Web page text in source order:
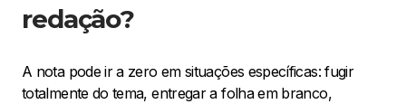
redação?
A nota pode ir a zero em situações específicas: fugir
totalmente do tema, entregar a folha em branco,